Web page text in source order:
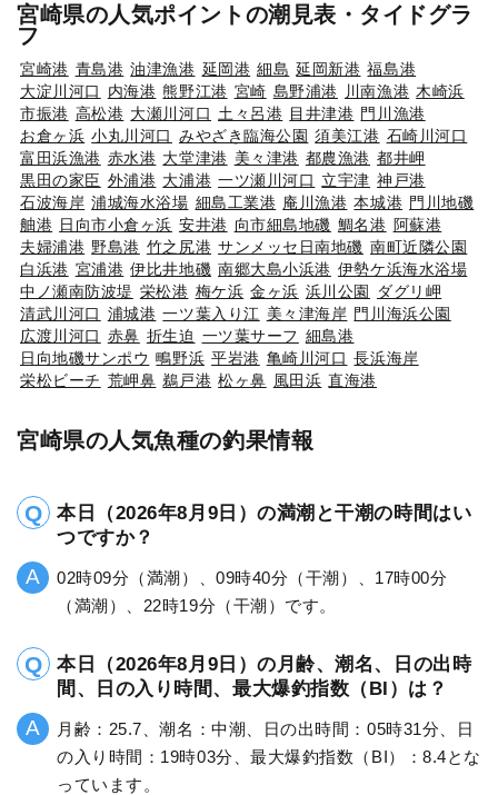
宮崎県の人気ポイントの潮見表・タイドグラ
フ
宮崎港 青島港 油津漁港 延岡港 細島 延岡新港 福島港
大淀川河口
内海港 熊野江港 宮崎 島野浦港 川南漁港 木崎浜
市振港 高松港 大瀬川河口 土々呂港 目井津港 門川漁港
お倉ヶ浜 小丸川河口 みやざき臨海公園 須美江港 石崎川河口
富田浜漁港 赤水港 大堂津港 美々津港 都農漁港 都井岬
黒田の家臣 外浦港 大浦港 一ツ瀬川河口 立宇津 神戸港
石波海岸 浦城海水浴場 細島工業港 庵川漁港 本城港 門川地磯
舳港 日向市小倉ヶ浜 安井港 向市細島地磯 鯛名港 阿蘇港
夫婦浦港 野島港 竹之尻港 サンメッセ日南地磯 南町近隣公園
白浜港 宮浦港 伊比井地磯 南郷大島小浜港 伊勢ケ浜海水浴場
中ノ瀬南防波堤 栄松港 梅ケ浜 金ヶ浜 浜川公園
ダグリ岬
清武川河口 浦城港 一ツ葉入り江 美々津海岸 門川海浜公園
広渡川河口 赤鼻 折生迫 一ツ葉サーフ 細島港
日向地磯サンポウ 鴫野浜 平岩港 亀崎川河口 長浜海岸
栄松ビーチ 荒岬鼻 鵜戸港 松ヶ鼻 風田浜 直海港
宮崎県の人気魚種の釣果情報
本日（2026年8月9日）の満潮と干潮の時間はい
つですか？
02時09分（満潮）、09時40分（干潮）、17時00分
（満潮）、22時19分（干潮）です。
本日（2026年8月9日）の月齢、潮名、日の出時
間、日の入り時間、最大爆釣指数（BI）は？
月齢：25.7、潮名：中潮、日の出時間：05時31分、日
の入り時間：19時03分、最大爆釣指数（BI）：8.4とな
っています。